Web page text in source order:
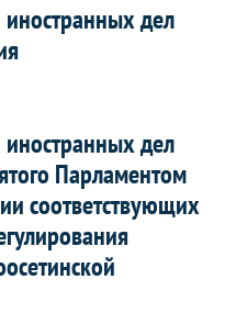
иностранных дел
иностранных дел
Парламентом
соответствующих